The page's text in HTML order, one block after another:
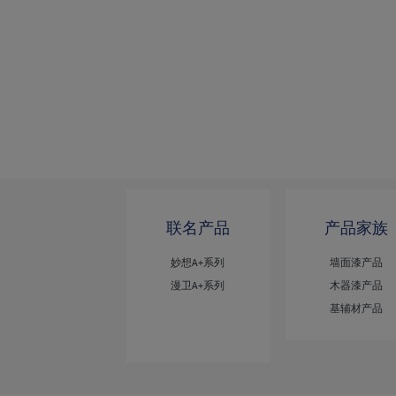
联名产品
妙想A+系列
漫卫A+系列
产品家族
墙面漆产品
木器漆产品
基辅材产品